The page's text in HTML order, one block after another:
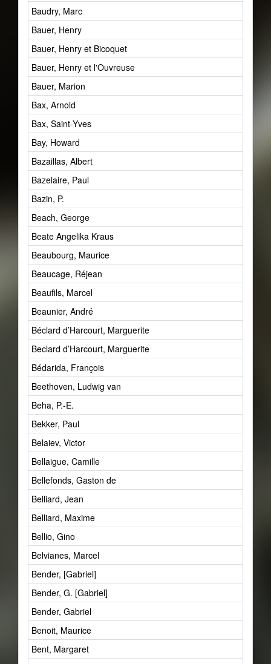
Baudry, Marc
Bauer, Henry
Bauer, Henry et Bicoquet
Bauer, Henry et l'Ouvreuse
Bauer, Marion
Bax, Arnold
Bax, Saint-Yves
Bay, Howard
Bazaillas, Albert
Bazelaire, Paul
Bazin, P.
Beach, George
Beate Angelika Kraus
Beaubourg, Maurice
Beaucage, Réjean
Beaufils, Marcel
Beaunier, André
Béclard d’Harcourt, Marguerite
Beclard d’Harcourt, Marguerite
Bédarida, François
Beethoven, Ludwig van
Beha, P.-E.
Bekker, Paul
Belaiev, Victor
Bellaigue, Camille
Bellefonds, Gaston de
Belliard, Jean
Belliard, Maxime
Bellio, Gino
Belvianes, Marcel
Bender, [Gabriel]
Bender, G. [Gabriel]
Bender, Gabriel
Benoit, Maurice
Bent, Margaret